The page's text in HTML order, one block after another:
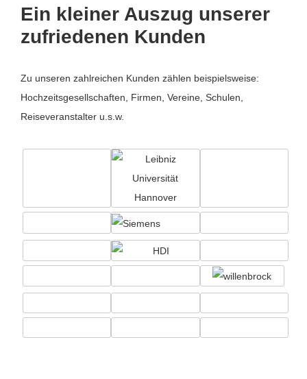
Ein kleiner Auszug unserer
zufriedenen Kunden
Zu unseren zahlreichen Kunden zählen beispielsweise:
Hochzeitsgesellschaften, Firmen, Vereine, Schulen,
Reiseveranstalter u.s.w.